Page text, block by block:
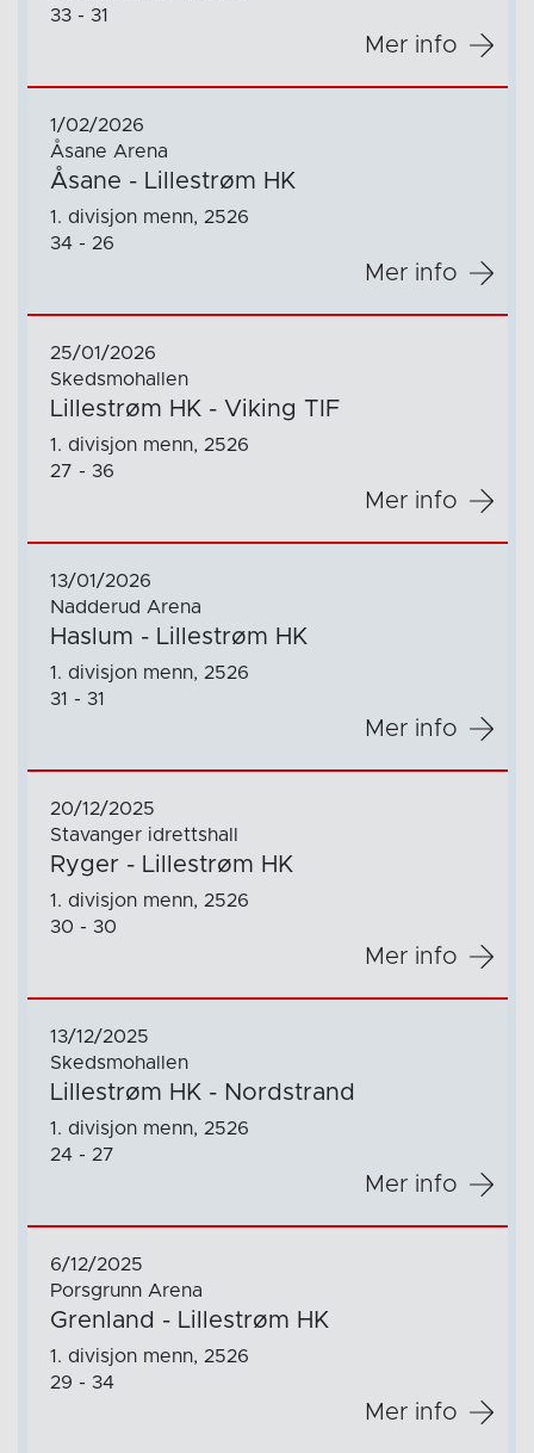
33 - 31
Mer info
1/02/2026
Åsane Arena
Åsane - Lillestrøm HK
1. divisjon menn, 2526
34 - 26
Mer info
25/01/2026
Skedsmohallen
Lillestrøm HK - Viking TIF
1. divisjon menn, 2526
27 - 36
Mer info
13/01/2026
Nadderud Arena
Haslum - Lillestrøm HK
1. divisjon menn, 2526
31 - 31
Mer info
20/12/2025
Stavanger idrettshall
Ryger - Lillestrøm HK
1. divisjon menn, 2526
30 - 30
Mer info
13/12/2025
Skedsmohallen
Lillestrøm HK - Nordstrand
1. divisjon menn, 2526
24 - 27
Mer info
6/12/2025
Porsgrunn Arena
Grenland - Lillestrøm HK
1. divisjon menn, 2526
29 - 34
Mer info